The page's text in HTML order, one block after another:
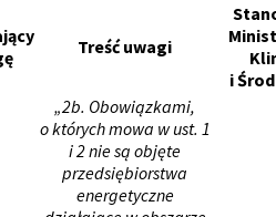
Treść uwagi
i
„2b. Obowiązkami,
o których mowa w ust. 1
i 2 nie są objęte
przedsiębiorstwa
energetyczne